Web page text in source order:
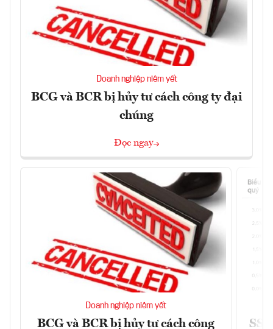
Doanh nghiệp niêm yết
BCG và BCR bị hủy tư cách công ty đại
chúng
Đọc ngay
Doanh nghiệp niêm yết
BCG và BCR bị hủy tư cách công
SSI